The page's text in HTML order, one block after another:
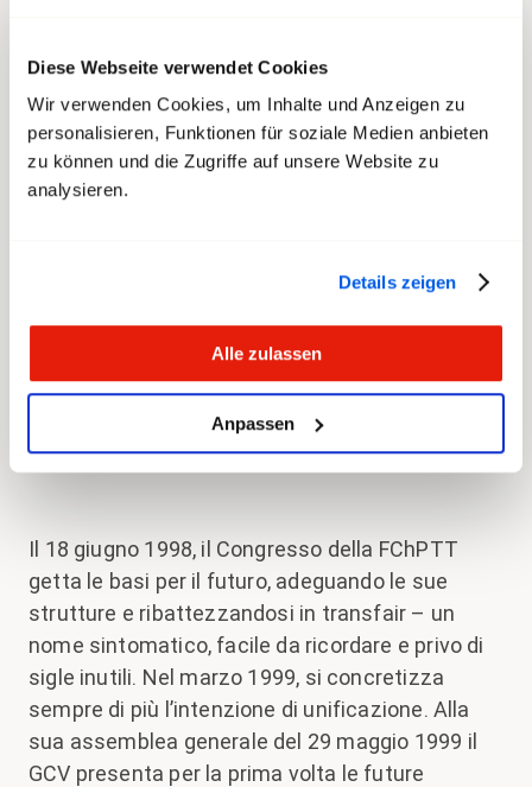
Diese Webseite verwendet Cookies
Wir verwenden Cookies, um Inhalte und Anzeigen zu
personalisieren, Funktionen für soziale Medien anbieten
zu können und die Zugriffe auf unsere Website zu
analysieren.
Details zeigen
Alle zulassen
Anpassen
Nel contesto del cambiamento strutturale
nella successiva crisi, tutti i sindacati sono
confrontati con una massiccia perdita di
associati. I sindacati organizzati sotto la FCPT
(Federazione dei Sindacati Cristiani del
Personale della Confederazione e delle Imprese
FCPT», l’8 dicembre 1997 i suddetti sindacati
decidono di unificarsi e dare vita a nuova
associazione con lo scopo di rafforzare la
presenza sindacale, aumentare l’effettivo degli
associati e migliorare il coordinamento delle
esigenze dei propri membri.
Il 18 giugno 1998, il Congresso della FChPTT
getta le basi per il futuro, adeguando le sue
strutture e ribattezzandosi in transfair – un
nome sintomatico, facile da ricordare e privo di
sigle inutili. Nel marzo 1999, si concretizza
sempre di più l’intenzione di unificazione. Alla
sua assemblea generale del 29 maggio 1999 il
GCV presenta per la prima volta le future